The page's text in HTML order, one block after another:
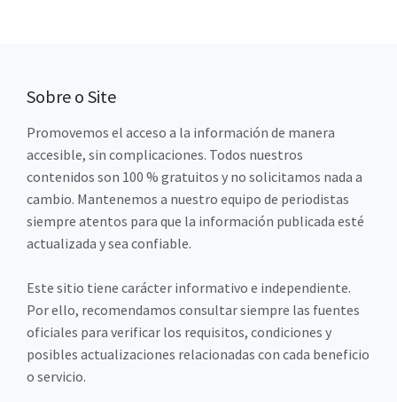
Sobre o Site
Promovemos el acceso a la información de manera
accesible, sin complicaciones. Todos nuestros
contenidos son 100 % gratuitos y no solicitamos nada a
cambio. Mantenemos a nuestro equipo de periodistas
siempre atentos para que la información publicada esté
actualizada y sea confiable.
Este sitio tiene carácter informativo e independiente.
Por ello, recomendamos consultar siempre las fuentes
oficiales para verificar los requisitos, condiciones y
posibles actualizaciones relacionadas con cada beneficio
o servicio.